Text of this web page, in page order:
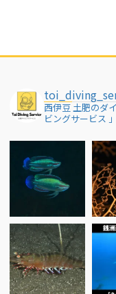
西伊豆 土肥のダ
ビングサービス